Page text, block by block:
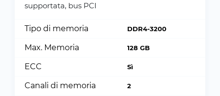
supportata, bus PCI
Tipo di memoria DDR4-3200
Max. Memoria 128 GB
ECC Sì
Canali di memoria 2